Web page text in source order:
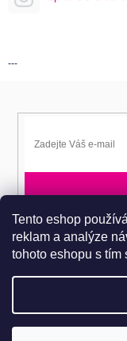
Tento eshop
reklam a analýze
tohoto eshopu s tím
---
Přihlaste se k EPITA-